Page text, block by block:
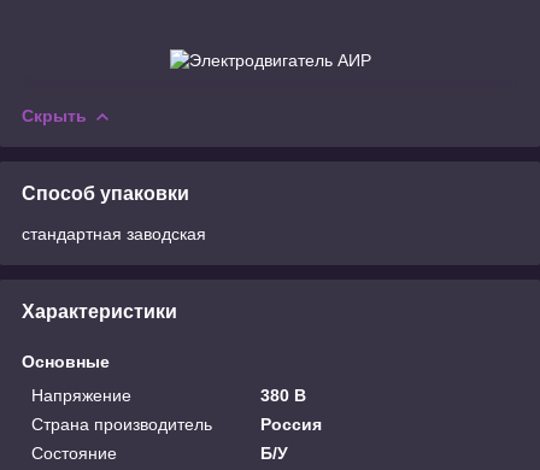
Скрыть
Способ упаковки
стандартная заводская
Характеристики
Основные
Напряжение
380 В
Страна производитель
Россия
Состояние
Б/У